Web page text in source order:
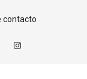
contacto